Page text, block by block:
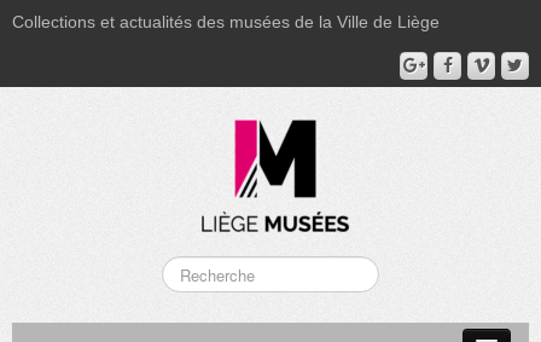
Collections et actualités des musées de la Ville de Liège